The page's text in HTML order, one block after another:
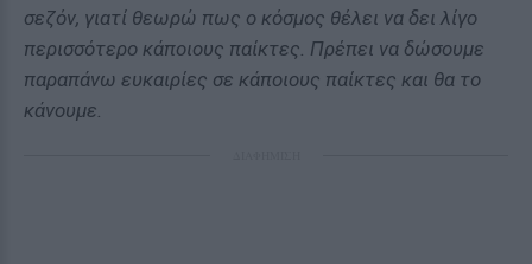
σεζόν, γιατί θεωρώ πως ο κόσμος θέλει να δει λίγο
περισσότερο κάποιους παίκτες. Πρέπει να δώσουμε
παραπάνω ευκαιρίες σε κάποιους παίκτες και θα το
κάνουμε.